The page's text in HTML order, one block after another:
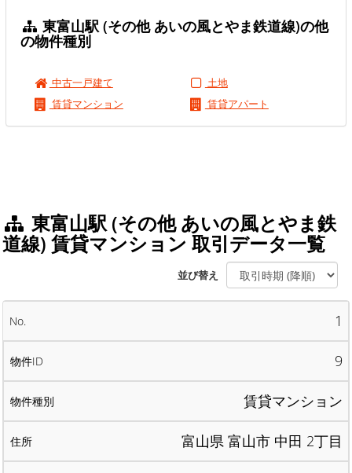
東富山駅 (その他 あいの風とやま鉄道線)の他
の物件種別
中古一戸建て
土地
賃貸マンション
賃貸アパート
東富山駅 (その他 あいの風とやま鉄
道線) 賃貸マンション 取引データ一覧
並び替え
1
9
賃貸マンション
富山県 富山市 中田 2丁目